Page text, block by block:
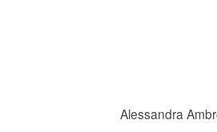
Alessandra